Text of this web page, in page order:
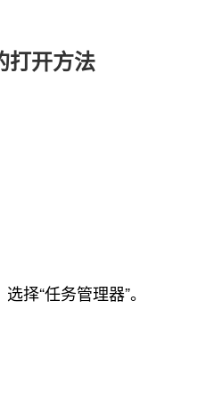
打开方法
选择“任务管理器”。